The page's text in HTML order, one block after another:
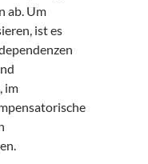
ab. Um
ist es
im